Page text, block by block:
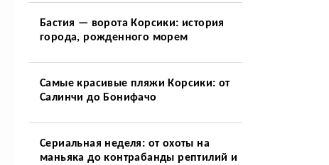
Бастия — ворота Корсики: история
города, рожденного морем
Самые красивые пляжи Корсики: от
Салинчи до Бонифачо
Сериальная неделя: от охоты на
маньяка до контрабанды рептилий и